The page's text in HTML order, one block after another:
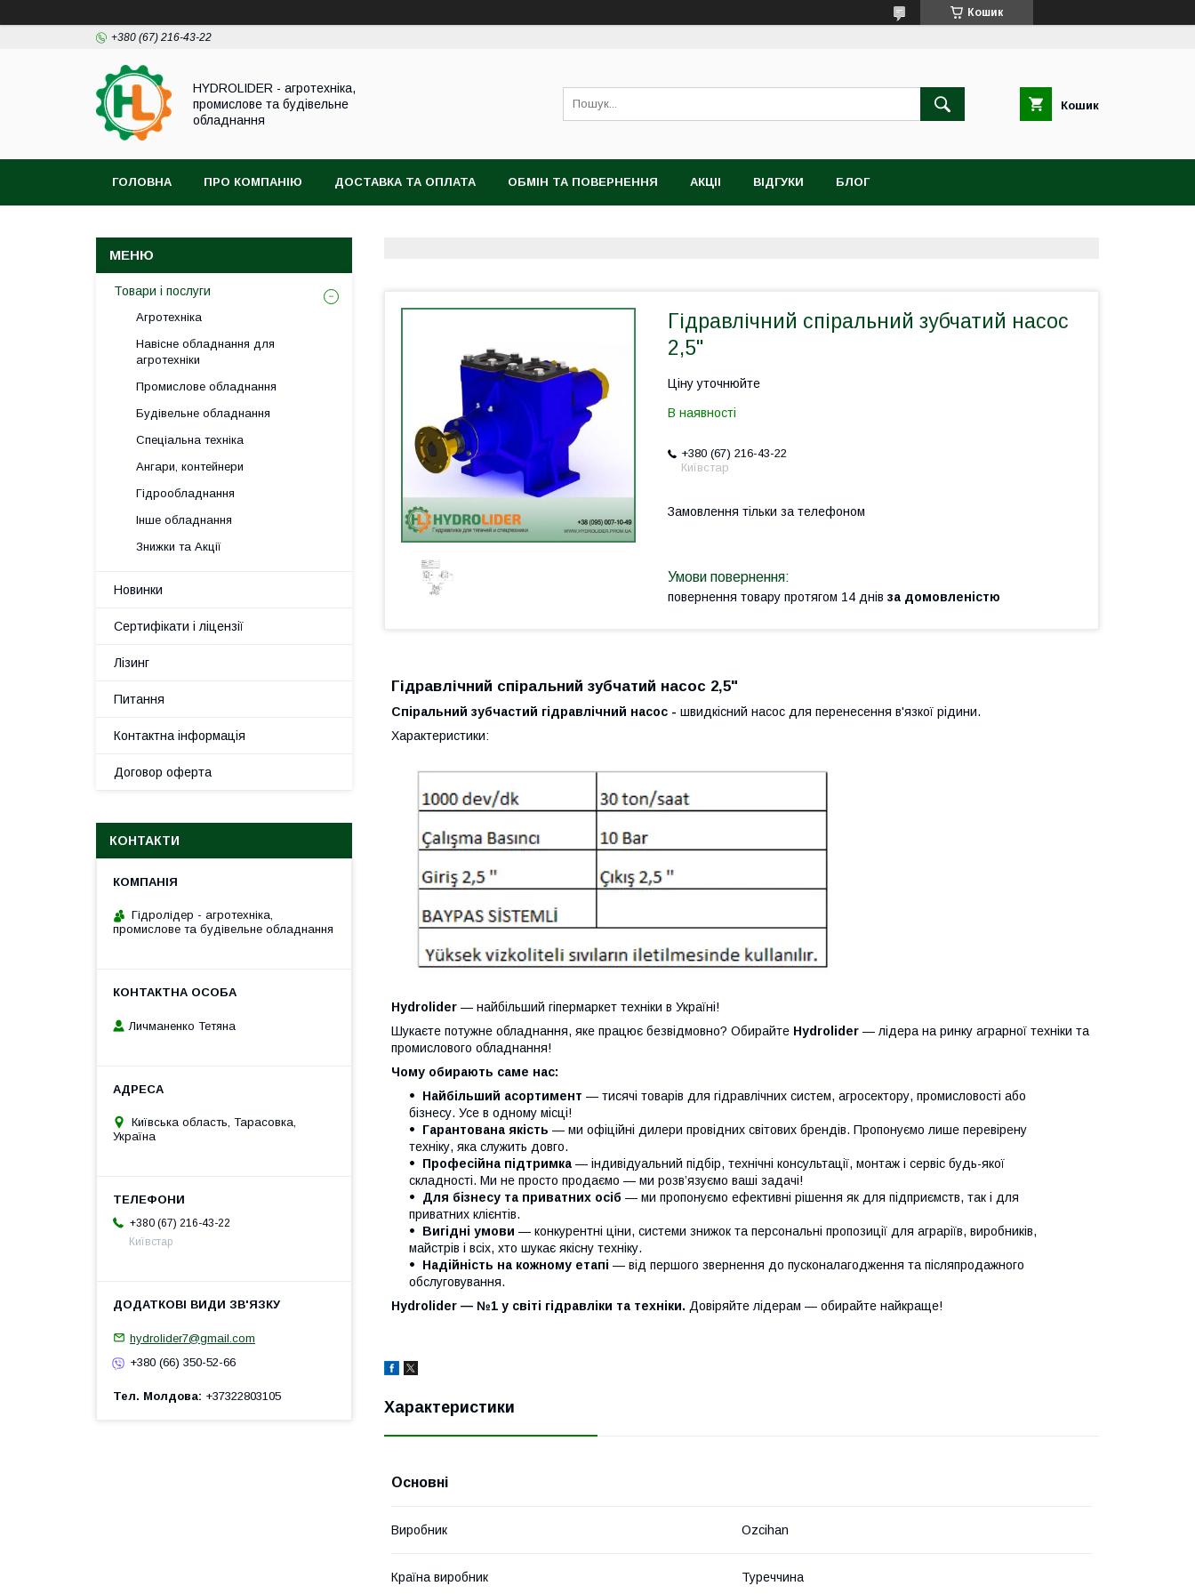
Кошик
+380 (67) 216-43-22
HYDROLIDER - агротехніка,
промислове та будівельне
обладнання
Кошик
ГОЛОВНА ПРО КОМПАНІЮ ДОСТАВКА ТА ОПЛАТА ОБМІН ТА ПОВЕРНЕННЯ АКЦІІ ВІДГУКИ БЛОГ
Гідравлічний спіральний зубчатий насос
2,5"
Ціну уточнюйте
В наявності
+380 (67) 216-43-22
Київстар
Замовлення тільки за телефоном
повернення товару протягом 14 днів за домовленістю
Гідравлічний спіральний зубчатий насос 2,5"
Спіральний зубчастий гідравлічний насос - швидкісний насос для перенесення в'язкої рідини.
Характеристики:
Hydrolider — найбільший гіпермаркет техніки в Україні!
Шукаєте потужне обладнання, яке працює безвідмовно? Обирайте Hydrolider — лідера на ринку аграрної техніки та
промислового обладнання!
Чому обирають саме нас:
Найбільший асортимент — тисячі товарів для гідравлічних систем, агросектору, промисловості або
бізнесу. Усе в одному місці!
Гарантована якість — ми офіційні дилери провідних світових брендів. Пропонуємо лише перевірену
техніку, яка служить довго.
Професійна підтримка — індивідуальний підбір, технічні консультації, монтаж і сервіс будь-якої
складності. Ми не просто продаємо — ми розв’язуємо ваші задачі!
Для бізнесу та приватних осіб — ми пропонуємо ефективні рішення як для підприємств, так і для
приватних клієнтів.
Вигідні умови — конкурентні ціни, системи знижок та персональні пропозиції для аграріїв, виробників,
майстрів і всіх, хто шукає якісну техніку.
Надійність на кожному етапі — від першого звернення до пусконалагодження та післяпродажного
обслуговування.
Hydrolider — №1 у світі гідравліки та техніки. Довіряйте лідерам — обирайте найкраще!
Характеристики
Основні
Виробник Ozcihan
Країна виробник Туреччина
Товари і послуги
Агротехніка
Навісне обладнання для
агротехніки
Промислове обладнання
Будівельне обладнання
Спеціальна техніка
Ангари, контейнери
Гідрообладнання
Інше обладнання
Знижки та Акції
Новинки
Сертифікати і ліцензії
Лізинг
Питання
Контактна інформація
Договор оферта
КОНТАКТИ
Гідролідер - агротехніка,
промислове та будівельне обладнання
Личманенко Тетяна
Київська область, Тарасовка,
Україна
+380 (67) 216-43-22
Київстар
hydrolider7@gmail.com
+380 (66) 350-52-66
Тел. Молдова +37322803105